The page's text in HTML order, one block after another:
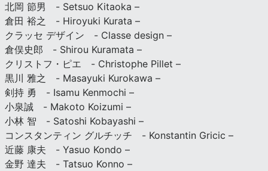
北岡 節男 - Setsuo Kitaoka –
倉田 裕之 - Hiroyuki Kurata –
クラッセ デザイン - Classe design –
倉俣史郎 - Shirou Kuramata –
クリストフ・ピエ - Christophe Pillet –
黒川 雅之 - Masayuki Kurokawa –
剣持 勇 - Isamu Kenmochi –
小泉誠 - Makoto Koizumi –
小林 智 - Satoshi Kobayashi –
コンスタンティン グルチッチ - Konstantin Gricic –
近藤 康夫 - Yasuo Kondo –
金野 達夫 - Tatsuo Konno –